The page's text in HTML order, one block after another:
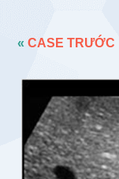
«CASE TRƯỚC